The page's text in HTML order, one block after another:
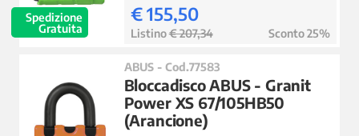
Spedizione
Gratuita
€ 155,50
Listino€ 207,34 Sconto 25%
ABUS - Cod.77583
Bloccadisco ABUS - Granit
Power XS 67/105HB50
(Arancione)